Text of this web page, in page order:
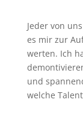
Jeder von
es mir zur
werten. Ich
und
welche